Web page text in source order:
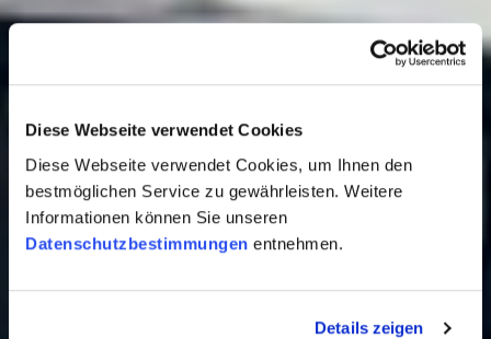
Diese Webseite verwendet Cookies
Diese Webseite verwendet Cookies, um Ihnen den
bestmöglichen Service zu gewährleisten. Weitere
Informationen können Sie unseren
Datenschutzbestimmungen entnehmen.
Details zeigen